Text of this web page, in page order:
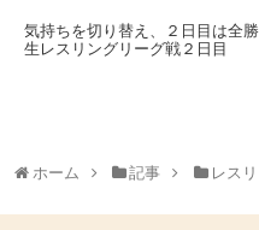
気持ちを切り替え、２日目は全
生レスリングリーグ戦２日目
ホーム 記事 レス